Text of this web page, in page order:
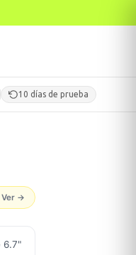
10 días de prueba
Ver →
6.7"